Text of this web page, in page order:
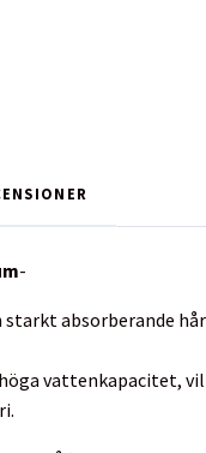
-
starkt absorberande
vattenkapacitet,